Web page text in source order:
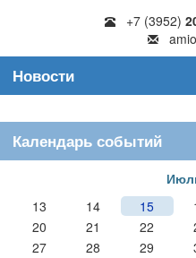
+7 (3952)
Новости
Календарь событий
13
14 15
20
21 22
27
28 29